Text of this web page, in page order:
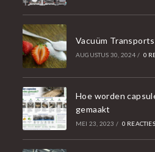
Vacuüm
AUGUSTUS 30, 2024 / 0
Hoe worden
gemaakt
MEI 23, 2023 / 0 REACTIES